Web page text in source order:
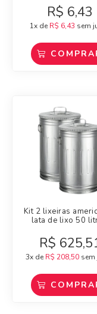
R$ 6,43
1x de R$ 6,43 sem
Kit 2 lixeiras
lata de lixo 50
R$
3x de R$ 208,50sem